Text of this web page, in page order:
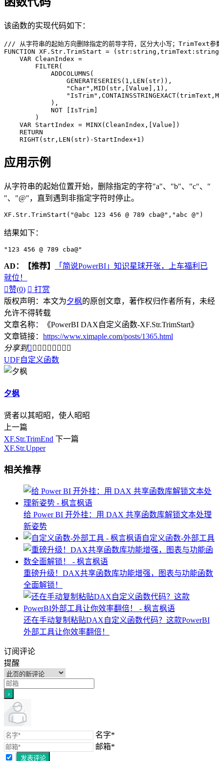
该函数的实现代码如下：
/// 从字符串的起始方向删除指定的前导字符，区分大小写；TrimText参
FUNCTION XF.Str.TrimStart =
    VAR CleanIndex =
        FILTER(
            ADDCOLUMNS(
                GENERATESERIES(1,LEN(str)),
                "Char",MID(str,[Value],1),
            ),
            NOT [IsTrim]
        )
    VAR StartIndex = MINX(CleanIndex,[Value])
    RETURN
    RIGHT(str,LEN(str)-StartIndex+1)
应用示例
从字符串的起始位置开始，删除指定的字符"a"、"b"、"c"、"
"、"@"，直到遇到非指定字符时停止。
XF.Str.TrimStart("@abc 123 456 @ 789 cba@","abc @")
结果如下：
"123 456 @ 789 cba@"
AD： 【推荐】
「简说PowerBI」知识星球开张，上车福利已
就位！
赞(0)  打赏
版权声明：本文为夕枫的原创文章，著作权归作者所有，未经
允许不得转载
文章名称：《PowerBI DAX自定义函数-XF.Str.TrimStart》
文章链接： https://www.ximaple.com/posts/1365.html
分享到        
UDF自定义函数
夕枫
贤者以其昭昭，使人昭昭
上一篇
XF.Str.TrimEnd 下一篇
XF.Str.Upper
相关推荐
给 Power BI 开外挂：用 DAX 共享函数库解锁文本处理
新姿势
自定义函数-外部工具
重磅升级！DAX共享函数库功能增强，图表与功能函数
全面解锁！
还在手动复制粘贴DAX自定义函数代码？这款PowerBI
外部工具让你效率翻倍！
订阅评论
提醒
名字*
邮箱*